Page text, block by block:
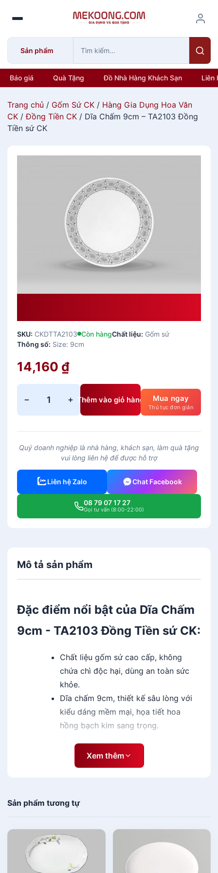
o
Sản phẩm
Báo giá Quà Tặng Đồ Nhà Hàng Khách Sạn Liên
Trang chủ / Gốm Sứ CK / Hàng Gia Dụng Hoa Văn
CK /Đồng Tiền CK / Dĩa Chấm 9cm – TA2103 Đồng
Tiền sứ CK
SKU: CKDTTA2103 Còn hàngChất liệu: Gốm sứ
Thông số: Size: 9cm
14,160 ₫
−
ĩ
h
m
c
-
1
0
Đ
ồ
n
g
n
+ Thêm vào giỏ hàng Mua ngay
Thủ tục đơn giản
Quý doanh nghiệp là nhà hàng, khách sạn, làm quà tặng
vui lòng liên hệ để được hỗ trợ
Liên hệ Zalo Chat Facebook
08 79 07 17 27
Gọi tư vấn (8:00-22:00)
Mô tả sản phẩm
Đặc điểm nổi bật của Dĩa Chấm
9cm - TA2103 Đồng Tiền sứ CK:
Chất liệu gốm sứ cao cấp, không
chứa chì độc hại, dùng an toàn sức
khỏe.
Dĩa chấm 9cm, thiết kế sâu lòng với
kiểu dáng mềm mại, họa tiết hoa
hồng bạch kim sang trọng.
cả trên bàn ăn và bàn tiệc.
Thương hiệugốm sứ toàn quốc
Chi tiết về Dĩa Chấm 9cm -
TA2103 Đồng Tiền sứ CK
Thiết kế tinh xảo, hoa văn đẹp mắt.
Chất liệu sứ kháng nhiệt tốt, khó bể vỡ.
Xem thêm
Sản phẩm tương tự